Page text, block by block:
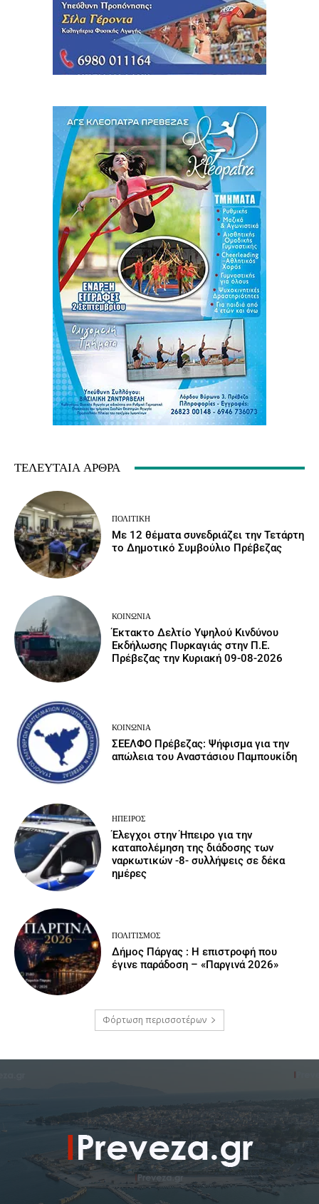
ΤΕΛΕΥΤΑΊΑ ΆΡΘΡΑ
ΠΟΛΙΤΙΚΉ
Με 12 θέματα συνεδριάζει την Τετάρτη
το Δημοτικό Συμβούλιο Πρέβεζας
ΚΟΙΝΩΝΙΑ
Έκτακτο Δελτίο Υψηλού Κινδύνου
Εκδήλωσης Πυρκαγιάς στην Π.Ε.
Πρέβεζας την Κυριακή 09-08-2026
ΚΟΙΝΩΝΙΑ
ΣΕΕΛΦΟ Πρέβεζας: Ψήφισμα για την
απώλεια του Αναστάσιου Παμπουκίδη
ΉΠΕΙΡΟΣ
Έλεγχοι στην Ήπειρο για την
καταπολέμηση της διάδοσης των
ναρκωτικών -8- συλλήψεις σε δέκα
ημέρες
ΠΟΛΙΤΙΣΜΌΣ
Δήμος Πάργας : Η επιστροφή που
έγινε παράδοση – «Παργινά 2026»
Φόρτωση περισσοτέρων